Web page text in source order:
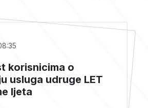
korisnicima o
usluga udruge LET
ljeta